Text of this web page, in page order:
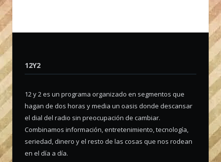
12Y2
12 y 2 es un programa organizado en segmentos que
hagan de dos horas y media un oasis donde descansar
el dial del radio sin preocupación de cambiar.
Combinamos información, entretenimiento, tecnología,
seriedad, dinero y el resto de las cosas que nos rodean
en el día a día.